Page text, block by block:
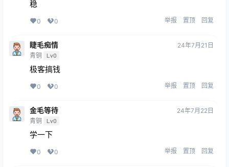
稳
0 0 举报 置顶 回复
睫毛痴情
青铜 Lv0
24年7月21日
极客搞钱
0 0 举报 置顶 回复
金毛等待
青铜 Lv0
24年7月22日
学一下
0 0 举报 置顶 回复